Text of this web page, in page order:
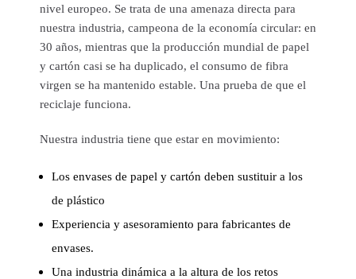
nivel europeo. Se trata de una amenaza directa para
nuestra industria, campeona de la economía circular: en
30 años, mientras que la producción mundial de papel
y cartón casi se ha duplicado, el consumo de fibra
virgen se ha mantenido estable. Una prueba de que el
reciclaje funciona.
Nuestra industria tiene que estar en movimiento:
Los envases de papel y cartón deben sustituir a los
de plástico
Experiencia y asesoramiento para fabricantes de
envases.
Una industria dinámica a la altura de los retos